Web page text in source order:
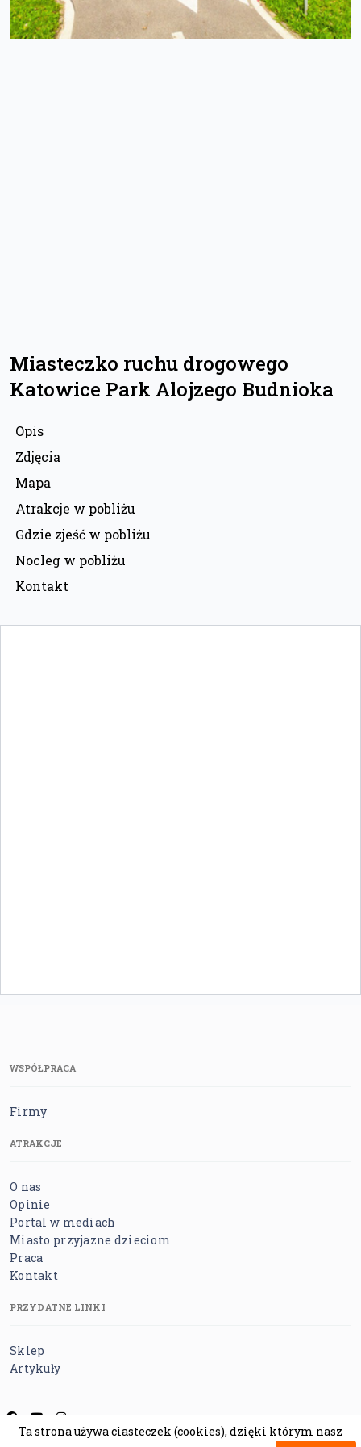
Miasteczko ruchu drogowego
Katowice Park Alojzego Budnioka
Opis
Zdjęcia
Mapa
Atrakcje w pobliżu
Gdzie zjeść w pobliżu
Nocleg w pobliżu
Kontakt
WSPÓŁPRACA
Firmy
ATRAKCJE
O nas
Opinie
Portal w mediach
Miasto przyjazne dzieciom
Praca
Kontakt
PRZYDATNE LINKI
Sklep
Artykuły
Regulamin Polityka prywatności Polityka cookies
Ta strona używa ciasteczek (cookies), dzięki którym nasz